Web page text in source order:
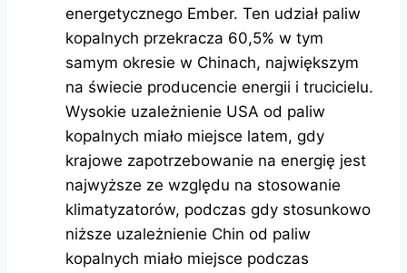
energetycznego Ember. Ten udział paliw
kopalnych przekracza 60,5% w tym
samym okresie w Chinach, największym
na świecie producencie energii i trucicielu.
Wysokie uzależnienie USA od paliw
kopalnych miało miejsce latem, gdy
krajowe zapotrzebowanie na energię jest
najwyższe ze względu na stosowanie
klimatyzatorów, podczas gdy stosunkowo
niższe uzależnienie Chin od paliw
kopalnych miało miejsce podczas